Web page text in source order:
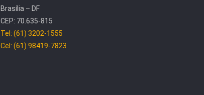
Brasília – DF
CEP: 70.635-815
Tel: (61) 3202-1555
Cel: (61) 98419-7823